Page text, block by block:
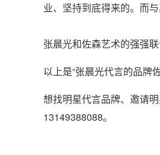
业、坚持到底得来的。而
张晨光和佐森艺术的强强
以上是“张晨光代言的品牌
想找明星代言品牌、邀请
13149388088。